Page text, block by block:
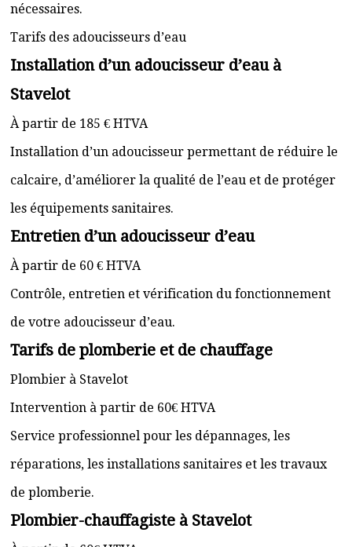
nécessaires.
Tarifs des adoucisseurs d’eau
Installation d’un adoucisseur d’eau à
Stavelot
À partir de 185 € HTVA
Installation d’un adoucisseur permettant de réduire le
calcaire, d’améliorer la qualité de l’eau et de protéger
les équipements sanitaires.
Entretien d’un adoucisseur d’eau
À partir de 60 € HTVA
Contrôle, entretien et vérification du fonctionnement
de votre adoucisseur d’eau.
Tarifs de plomberie et de chauffage
Plombier à Stavelot
Intervention à partir de 60€ HTVA
Service professionnel pour les dépannages, les
réparations, les installations sanitaires et les travaux
de plomberie.
Plombier-chauffagiste à Stavelot